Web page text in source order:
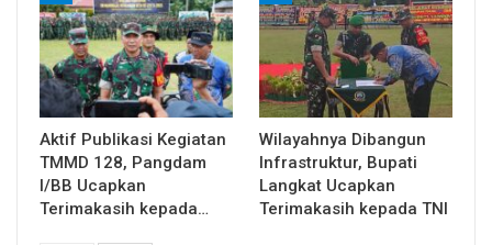
Aktif Publikasi Kegiatan
TMMD 128, Pangdam
I/BB Ucapkan
Terimakasih kepada…
Wilayahnya Dibangun
Infrastruktur, Bupati
Langkat Ucapkan
Terimakasih kepada TNI